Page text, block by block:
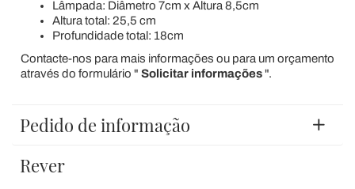
Lâmpada: Diâmetro 7cm x Altura 8,5cm
Altura total: 25,5 cm
Profundidade total: 18cm
Contacte-nos para mais informações ou para um orçamento
através do formulário " Solicitar informações".
Pedido de informação
Rever